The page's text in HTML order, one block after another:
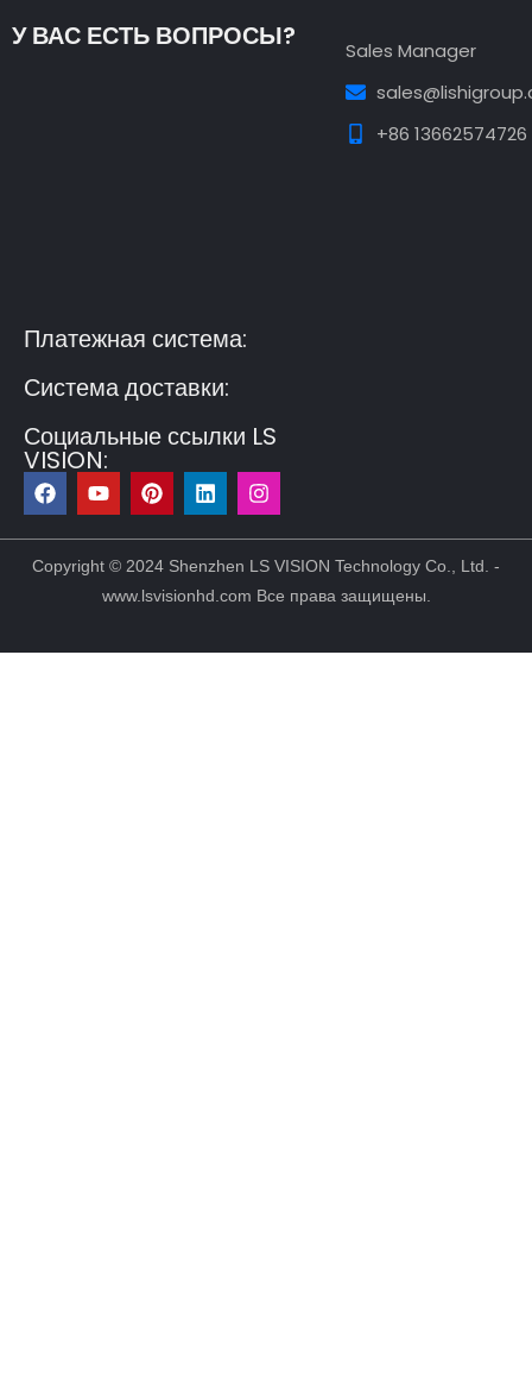
У ВАС ЕСТЬ ВОПРОСЫ?
Sales Manager
+86 13662574726
Платежная система:
Система доставки:
Социальные ссылки LS
VISION:
F
a
c
e
b
Y
o
u
t
u
b
e
P
i
n
t
e
r
e
t
L
i
n
k
e
d
i
I
n
s
t
a
g
r
m
Copyright © 2024 Shenzhen LS VISION Technology Co., Ltd. -
www.lsvisionhd.com Все права защищены.